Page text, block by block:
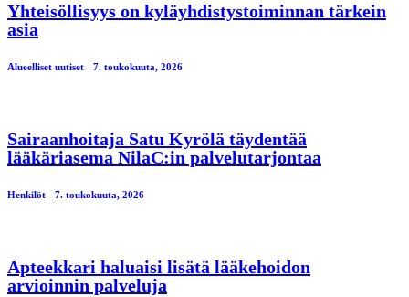
Yhteisöllisyys on kyläyhdistystoiminnan tärkein
asia
Alueelliset uutiset 7. toukokuuta, 2026
Sairaanhoitaja Satu Kyrölä täydentää
lääkäriasema NilaC:in palvelutarjontaa
Henkilöt 7. toukokuuta, 2026
Apteekkari haluaisi lisätä lääkehoidon
arvioinnin palveluja